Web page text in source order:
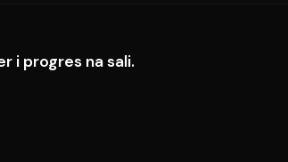
i progres na sali.